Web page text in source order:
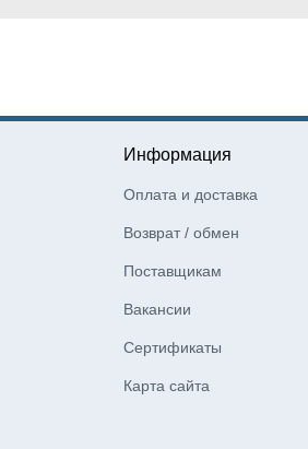
Информация
Оплата и доставка
Возврат / обмен
Поставщикам
Вакансии
Сертификаты
Карта сайта